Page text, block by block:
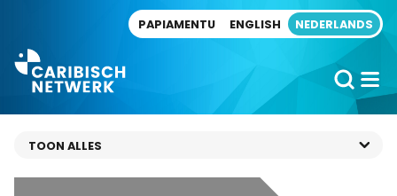
PAPIAMENTU ENGLISH NEDERLANDS